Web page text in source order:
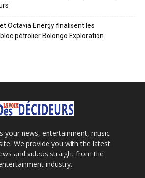
Octavia Energy finalisent les
pétrolier Bolongo Exploration
your news, entertainment, music
We provide you with the latest
and videos straight from the
industry.